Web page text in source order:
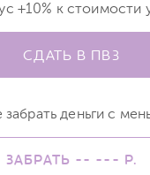
+10% к стоимости
СДАТЬ В ПВЗ
деньги с
ЗАБРАТЬ -- --- Р.